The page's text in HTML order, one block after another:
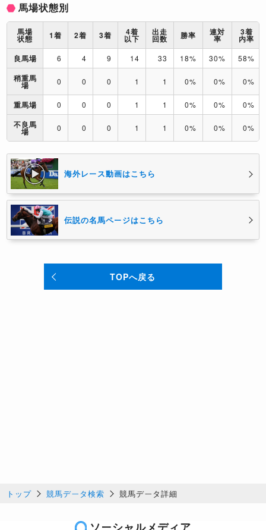
馬場状態別
馬場
状態 1着 2着 3着 4着
以下
出走
回数 勝率 連対
率
3着
内率
良馬場
6 4 9 14 33 18% 30% 58%
稍重馬
場 0 0 0 1 1 0% 0% 0%
重馬場 0 0 0 1 1 0% 0% 0%
不良馬
場 0 0 0 1 1 0% 0% 0%
海外レース動画はこちら
伝説の名馬ページはこちら
TOPへ戻る
トップ 競馬データ検索 競馬データ詳細